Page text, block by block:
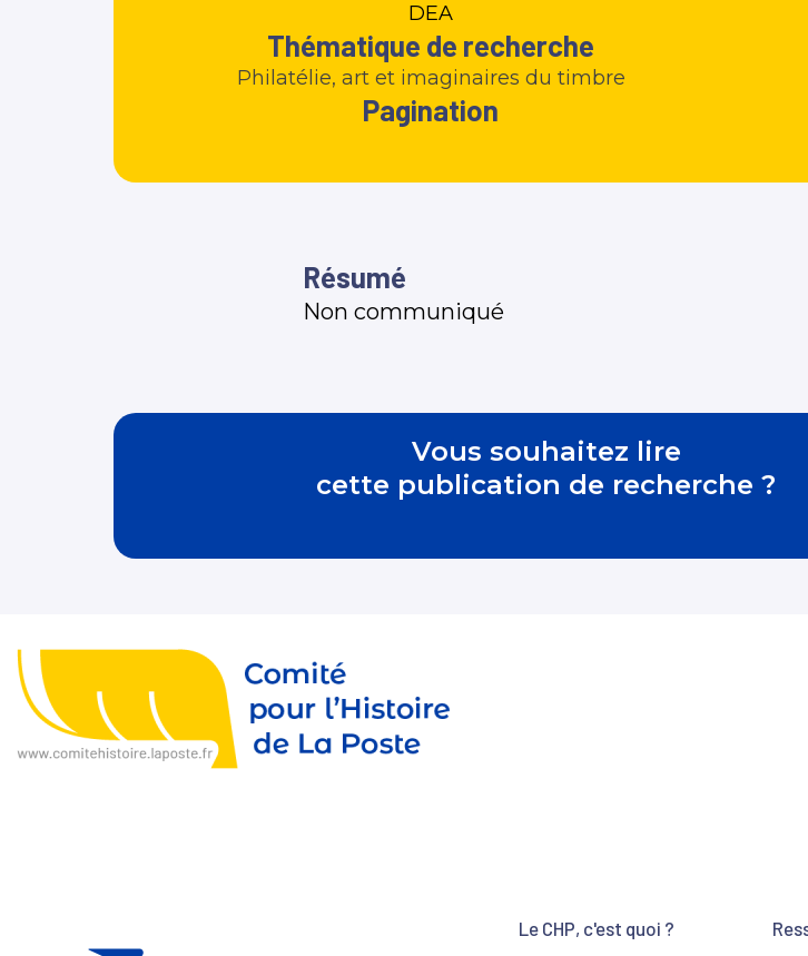
DEA
Thématique de recherche
Philatélie, art et imaginaires du timbre
Pagination
Résumé
Non communiqué
Vous souhaitez lire
cette publication de recherche ?
Le CHP, c'est quoi ?